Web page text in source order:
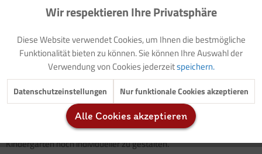
Einleitung: Frühlingserwachen
Gärtnerei: Umtopfen
Hier lernen die Kinder, was es mit dem "Pikieren" auf sich hat und
wie sie mit den empfindlichenJungpflanzenrichtig umgehen.
Nutzen Sie dieses praktische Online-Angebot, um Ihre Arbeit im
Kindergarten noch individueller zu gestalten.
Funktionale Aktiv
Marketing Inaktiv
Tracking Inaktiv
Inaktiv
Wir respektieren Ihre Privatsphäre
Diese Website verwendet Cookies, um Ihnen die bestmögliche
Funktionalität bieten zu können. Sie können Ihre Auswahl der
Verwendung von Cookies jederzeitspeichern.
Datenschutzeinstellungen Nur funktionale Cookies akzeptieren
Alle Cookies akzeptieren